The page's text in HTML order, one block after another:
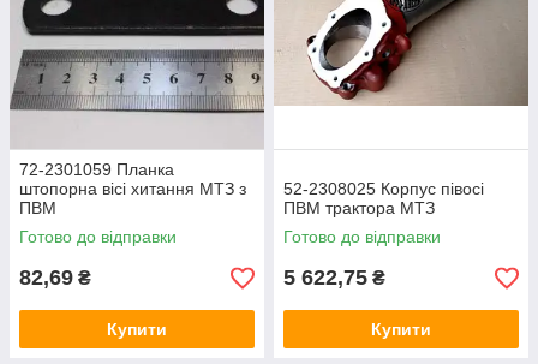
72-2301059 Планка
штопорна вісі хитання МТЗ з
ПВМ
Готово до відправки
82,69 ₴
Купити
52-2308025 Корпус півосі
ПВМ трактора МТЗ
Готово до відправки
5 622,75 ₴
Купити